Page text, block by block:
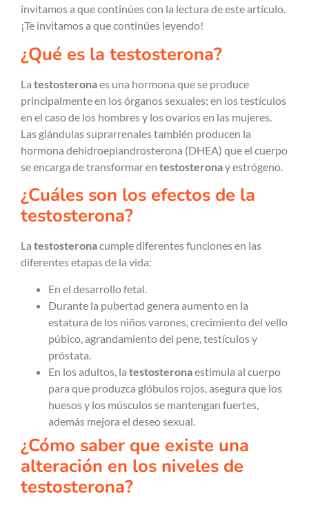
invitamos a que continúes con la lectura de este artículo.
¡Te invitamos a que continúes leyendo!
¿Qué es la testosterona?
La testosteronaes una hormona que se produce
principalmente en los órganos sexuales; en los testículos
en el caso de los hombres y los ovarios en las mujeres.
Las glándulas suprarrenales también producen la
hormona dehidroepiandrosterona (DHEA) que el cuerpo
se encarga de transformar en testosteronay estrógeno.
¿Cuáles son los efectos de la
testosterona?
La testosteronacumple diferentes funciones en las
diferentes etapas de la vida:
En el desarrollo fetal.
Durante la pubertad genera aumento en la
estatura de los niños varones, crecimiento del vello
púbico, agrandamiento del pene, testículos y
próstata.
En los adultos, la testosteronaestimula al cuerpo
para que produzca glóbulos rojos, asegura que los
huesos y los músculos se mantengan fuertes,
además mejora el deseo sexual.
¿Cómo saber que existe una
alteración en los niveles de
testosterona?